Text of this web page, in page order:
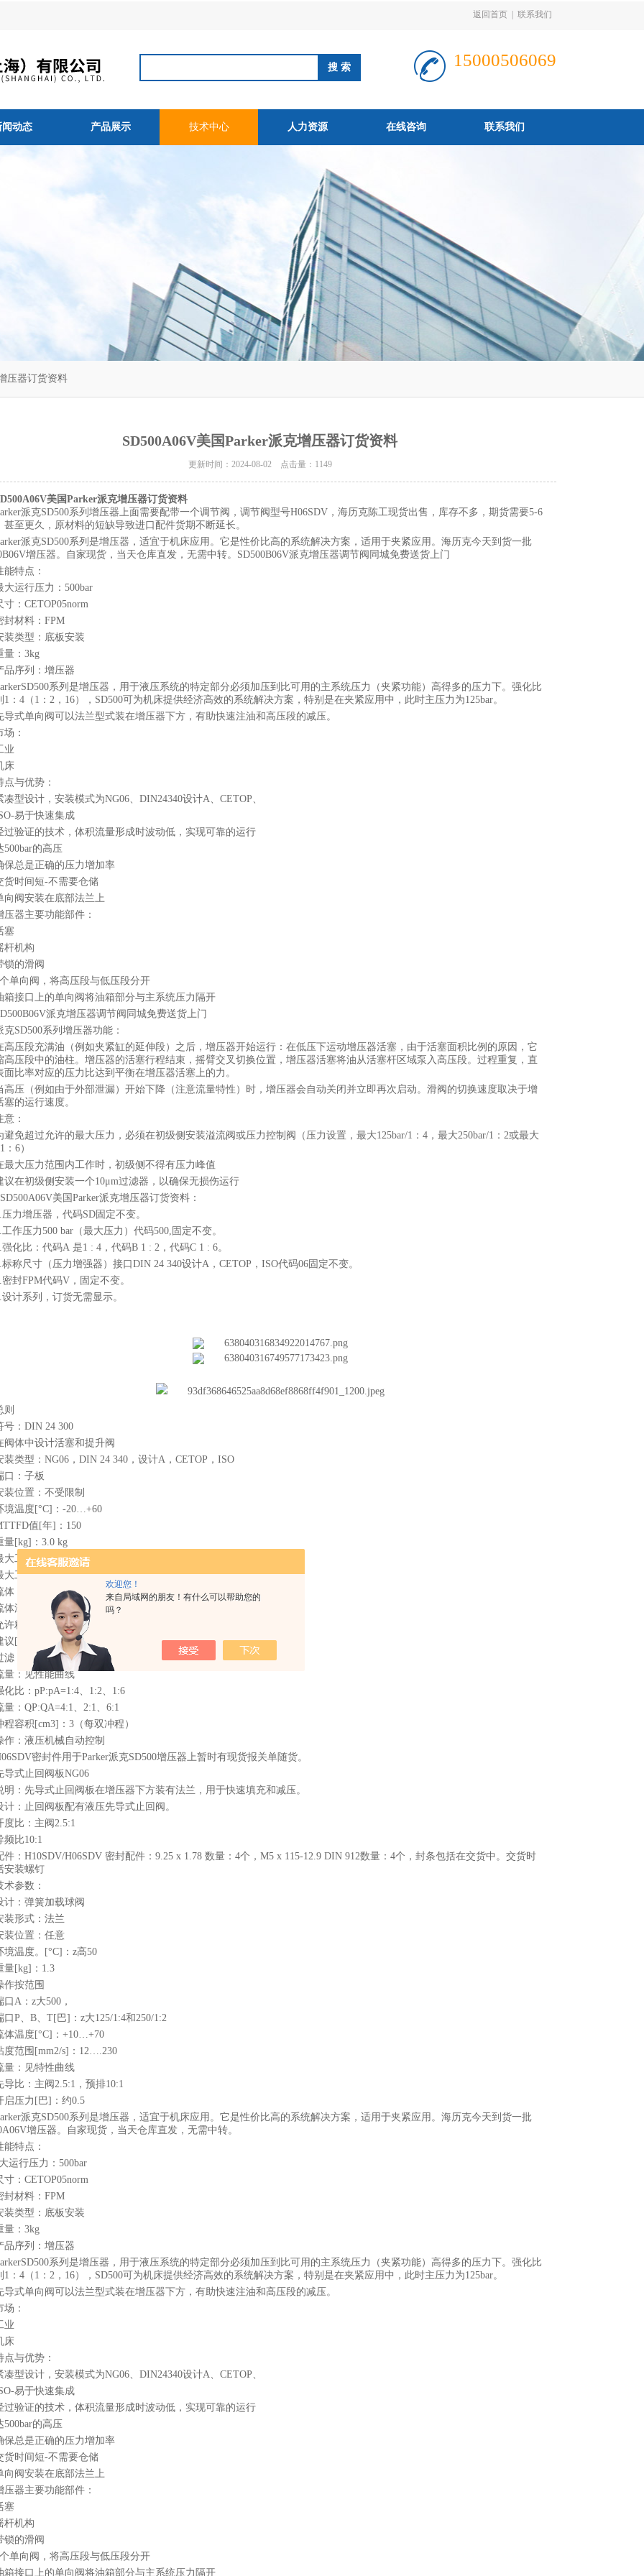
欢迎您！
来自局域网的朋友！有什么可以帮助您的
吗？
返回首页 联系我们
15000506069
闻动态 产品展示 技术中心 人力资源 在线咨询 联系我们
压器订货资料
SD500A06V美国Parker派克增压器订货资料
更新时间：2024-08-02 点击量： 1149
美国Parker派克增压器订货资料
派克SD500系列增压器上面需要配带一个调节阀，调节阀型号H06SDV，海历克陈工现货出售，库存不多，期货需要5-6
甚至更久，原材料的短缺导致进口配件货期不断延长。
派克SD500系列是增压器，适宜于机床应用。它是性价比高的系统解决方案，适用于夹紧应用。海历克今天到货一批
增压器。自家现货，当天仓库直发，无需中转。SD500B06V派克增压器调节阀同城免费送货上门
能特点：
大运行压力：500bar
寸：CETOP05norm
封材料：FPM
装类型：底板安装
量：3kg
品序列：增压器
系列是增压器，用于液压系统的特定部分必须加压到比可用的主系统压力（夹紧功能）高得多的压力下。强化比
1：4（1：2，16），SD500可为机床提供经济高效的系统解决方案，特别是在夹紧应用中，此时主压力为125bar。
导式单向阀可以法兰型式装在增压器下方，有助快速注油和高压段的减压。
场：
业
床
点与优势：
凑型设计，安装模式为NG06、DIN24340设计A、CETOP、
易于快速集成
过验证的技术，体积流量形成时波动低，实现可靠的运行
500bar的高压
保总是正确的压力增加率
货时间短-不需要仓储
向阀安装在底部法兰上
压器主要功能部件：
塞
杆机构
锁的滑阀
单向阀，将高压段与低压段分开
箱接口上的单向阀将油箱部分与主系统压力隔开
派克增压器调节阀同城免费送货上门
克SD500系列增压器功能：
高压段充满油（例如夹紧缸的延伸段）之后，增压器开始运行：在低压下运动增压器活塞，由于活塞面积比例的原因，它
高压段中的油柱。增压器的活塞行程结束，摇臂交叉切换位置，增压器活塞将油从活塞杆区域泵入高压段。过程重复，直
面比率对应的压力比达到平衡在增压器活塞上的力。
高压（例如由于外部泄漏）开始下降（注意流量特性）时，增压器会自动关闭并立即再次启动。滑阀的切换速度取决于增
塞的运行速度。
意：
避免超过允许的最大压力，必须在初级侧安装溢流阀或压力控制阀（压力设置，最大125bar/1：4，最大250bar/1：2或最大
：6）
最大压力范围内工作时，初级侧不得有压力峰值
议在初级侧安装一个10μm过滤器，以确保无损伤运行
SD500A06V美国Parker派克增压器订货资料 ：
压力增压器，代码SD固定不变。
工作压力500 bar（最大压力）代码500,固定不变。
强化比：代码A 是1 : 4，代码B 1 : 2，代码C 1 : 6。
标称尺寸（压力增强器）接口DIN 24 340设计A，CETOP，ISO代码06固定不变。
密封FPM代码V，固定不变。
设计系列，订货无需显示。
则
号：DIN 24 300
阀体中设计活塞和提升阀
装类型：NG06，DIN 24 340，设计A，CETOP，ISO
口：子板
装位置：不受限制
境温度[°C]：-20…+60
值[年]：150
量[kg]：3.0 kg
大工作压力：端口A：500bar
大工作压力：端口P,B,T：125（比率1:4），250（比率1:2）
体：符合DIN 51524的液压油
体温度[°C]：+10…+70
许粘度[cSt]/[mm2/s]：20。。。400
议[cSt]/[mm2/s]：30…80
滤：ISO 4406（1999）；18/16/13
量：见性能曲线
化比：pP:pA=1:4、1:2、1:6
量：QP:QA=4:1、2:1、6:1
程容积[cm3]：3（每双冲程）
作：液压机械自动控制
密封件用于Parker派克SD500增压器上暂时有现货报关单随货。
导式止回阀板NG06
明：先导式止回阀板在增压器下方装有法兰，用于快速填充和减压。
计：止回阀板配有液压先导式止回阀。
度比：主阀2.5:1
频比10:1
件：H10SDV/H06SDV 密封配件：9.25 x 1.78 数量：4个，M5 x 115-12.9 DIN 912数量：4个，封条包括在交货中。交货时
安装螺钉
术参数：
计：弹簧加载球阀
装形式：法兰
装位置：任意
境温度。[°C]：z高50
量[kg]：1.3
作按范围
口A：z大500，
口P、B、T[巴]：z大125/1:4和250/1:2
体温度[°C]：+10…+70
度范围[mm2/s]：12….230
量：见特性曲线
导比：主阀2.5:1，预排10:1
启压力[巴]：约0.5
派克SD500系列是增压器，适宜于机床应用。它是性价比高的系统解决方案，适用于夹紧应用。海历克今天到货一批
增压器。自家现货，当天仓库直发，无需中转。
能特点：
运行压力：500bar
寸：CETOP05norm
封材料：FPM
装类型：底板安装
量：3kg
品序列：增压器
系列是增压器，用于液压系统的特定部分必须加压到比可用的主系统压力（夹紧功能）高得多的压力下。强化比
1：4（1：2，16），SD500可为机床提供经济高效的系统解决方案，特别是在夹紧应用中，此时主压力为125bar。
导式单向阀可以法兰型式装在增压器下方，有助快速注油和高压段的减压。
场：
业
床
点与优势：
凑型设计，安装模式为NG06、DIN24340设计A、CETOP、
易于快速集成
过验证的技术，体积流量形成时波动低，实现可靠的运行
500bar的高压
保总是正确的压力增加率
货时间短-不需要仓储
向阀安装在底部法兰上
压器主要功能部件：
塞
杆机构
锁的滑阀
单向阀，将高压段与低压段分开
箱接口上的单向阀将油箱部分与主系统压力隔开